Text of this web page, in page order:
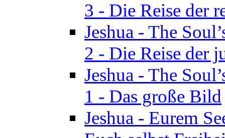
3 - Die Reise der
Jeshua - The
2 - Die Reise der
Jeshua - The
1 - Das große Bild
Jeshua - Eurem